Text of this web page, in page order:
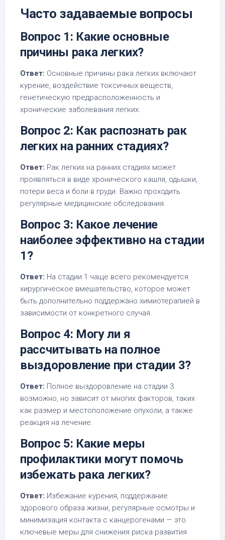
Часто задаваемые вопросы
Вопрос 1: Какие основные
причины рака легких?
Ответ: Основные причины рака легких включают
курение, воздействие токсичных веществ,
генетическую предрасположенность и
хронические заболевания легких.
Вопрос 2: Как распознать рак
легких на ранних стадиях?
Ответ: Рак легких на ранних стадиях может
проявляться в виде хронического кашля, одышки,
потери веса и боли в груди. Важно проходить
регулярные медицинские обследования.
Вопрос 3: Какое лечение
наиболее эффективно на стадии
1?
Ответ: На стадии 1 чаще всего рекомендуется
хирургическое вмешательство, которое может
быть дополнительно поддержано химиотерапией в
зависимости от конкретного случая.
Вопрос 4: Могу ли я
рассчитывать на полное
выздоровление при стадии 3?
Ответ: Полное выздоровление на стадии 3
возможно, но зависит от многих факторов, таких
как размер и местоположение опухоли, а также
реакция на лечение.
Вопрос 5: Какие меры
профилактики могут помочь
избежать рака легких?
Ответ: Избежание курения, поддержание
здорового образа жизни, регулярные осмотры и
минимизация контакта с канцерогенами — это
ключевые меры для снижения риска развития